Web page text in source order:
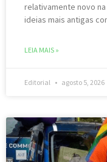
relativamente novo
ideias mais antigas
LEIA MAIS »
Editorial agosto 5, 2026